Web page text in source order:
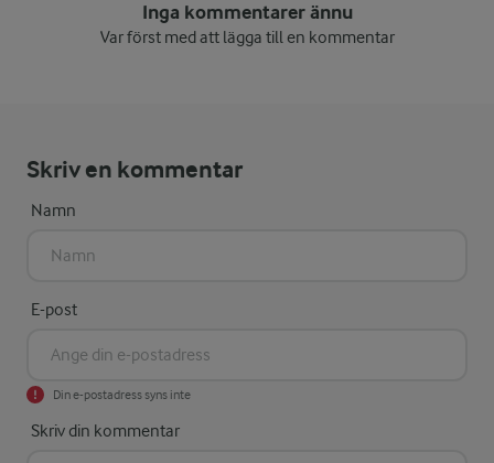
Inga kommentarer ännu
Var först med att lägga till en kommentar
Skriv en kommentar
Namn
E-post
Din e-postadress syns inte
Skriv din kommentar